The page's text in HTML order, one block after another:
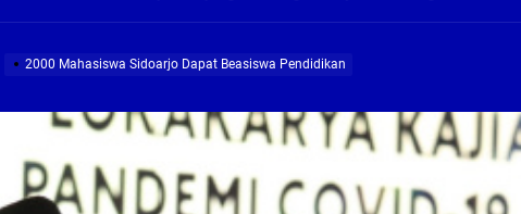
Peduli Warga Miskin, Bupati Sidoarjo Masif Jalankan Program Rehab RTLH
Pembebasan Lahan Hampir Rampung, Pembangunan Fly over Gedangan Semakin
2000 Mahasiswa Sidoarjo Dapat Beasiswa Pendidikan